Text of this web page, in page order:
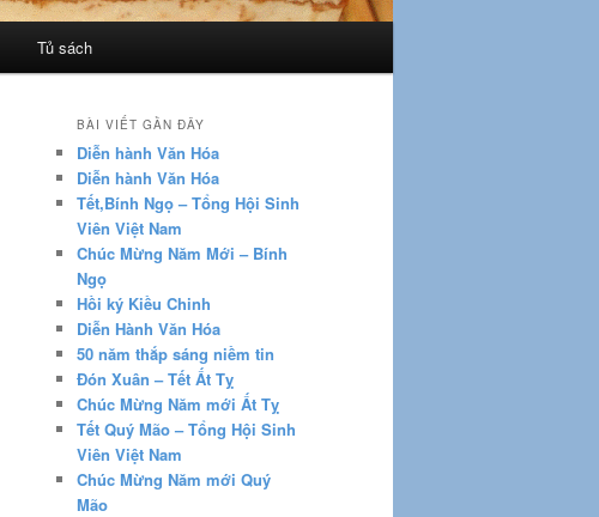
Tủ sách
BÀI VIẾT GẦN ĐÂY
Diễn hành Văn Hóa
Diễn hành Văn Hóa
Tết,Bính Ngọ – Tổng Hội Sinh
Viên Việt Nam
Chúc Mừng Năm Mới – Bính
Ngọ
Hồi ký Kiều Chinh
Diễn Hành Văn Hóa
50 năm thắp sáng niềm tin
Đón Xuân – Tết Ất Tỵ
Chúc Mừng Năm mới Ất Tỵ
Tết Quý Mão – Tổng Hội Sinh
Viên Việt Nam
Chúc Mừng Năm mới Quý
Mão